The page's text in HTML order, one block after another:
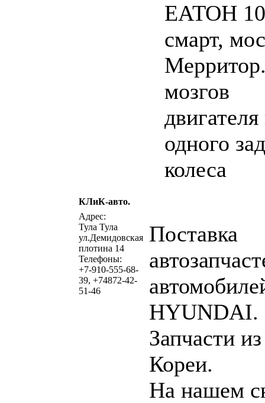
ЕАТОН
смарт,
мозгов
одного
колеса
КЛиК-авто.
Адрес:
Тула Тула
ул.Демидовская
плотина 14
Телефоны:
+7-910-555-68-
39, +74872-42-
51-46
Поставка
HYUNDAI.
Запчасти из
Кореи.
На нашем